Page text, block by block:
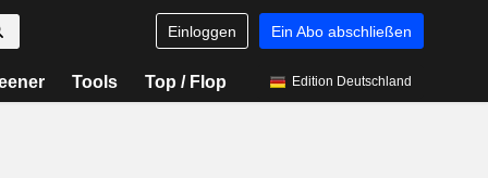
Einloggen Ein Abo abschließen
Tools Top / Flop Edition Deutschland